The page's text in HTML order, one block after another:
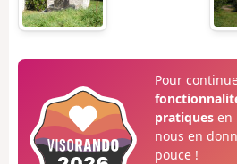
Pour
pratiquesen
nous en
pouce !